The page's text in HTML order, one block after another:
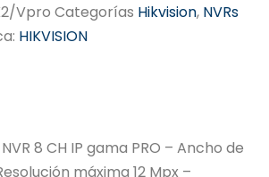
Vpro Categorías Hikvision, NVRs
HIKVISION
8 CH IP gama PRO – Ancho de
máxima 12 Mpx –